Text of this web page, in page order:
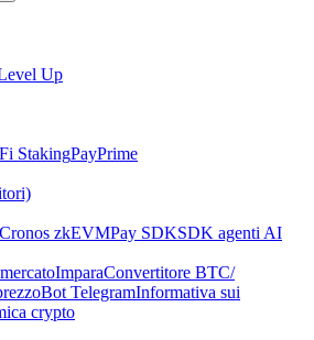
Up
StakingPayPrime
Cronos zkEVMPay SDKSDK agenti AI
ImparaConvertitore BTC/
Bot TelegramInformativa sui
crypto